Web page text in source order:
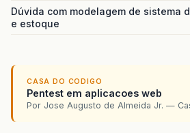
Dúvida com modelagem de sistema
e estoque
CASA DO CODIGO
Pentest em aplicacoes web
Por Jose Augusto de Almeida Jr. —